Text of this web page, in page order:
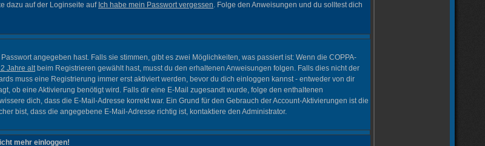
dazu auf der Loginseite auf Ich habe mein Passwort vergessen. Folge den Anweisungen und du solltest dich
angegeben hast. Falls sie stimmen, gibt es zwei Möglichkeiten, was passiert ist: Wenn die COPPA-
Jahre altbeim Registrieren gewählt hast, musst du den erhaltenen Anweisungen folgen. Falls dies nicht der
muss eine Registrierung immer erst aktiviert werden, bevor du dich einloggen kannst - entweder von dir
ob eine Aktivierung benötigt wird. Falls dir eine E-Mail zugesandt wurde, folge den enthaltenen
dich, dass die E-Mail-Adresse korrekt war. Ein Grund für den Gebrauch der Account-Aktivierungen ist die
bist, dass die angegebene E-Mail-Adresse richtig ist, kontaktiere den Administrator.
mehr einloggen!